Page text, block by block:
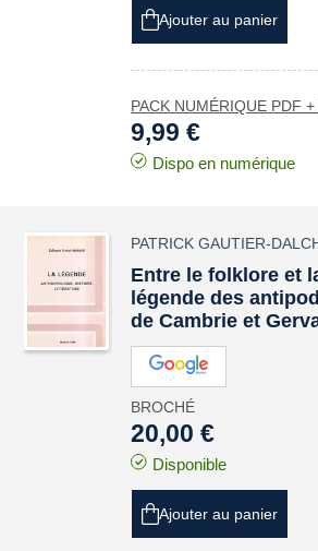
Ajouter au panier
PACK NUMÉRIQUE PDF
9,99 €
Dispo en numérique
PATRICK GAUTIER-
Entre le folklore et
légende des
de Cambrie et
BROCHÉ
20,00 €
Disponible
Ajouter au panier